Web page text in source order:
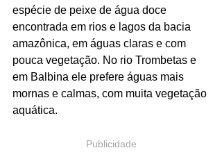
espécie de peixe de água doce
encontrada em rios e lagos da bacia
amazônica, em águas claras e com
pouca vegetação. No rio Trombetas e
em Balbina ele prefere águas mais
mornas e calmas, com muita vegetação
aquática.
Publicidade